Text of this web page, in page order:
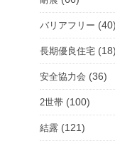
バリアフリー (40)
長期優良住宅 (18)
安全協力会 (36)
2世帯 (100)
結露 (121)